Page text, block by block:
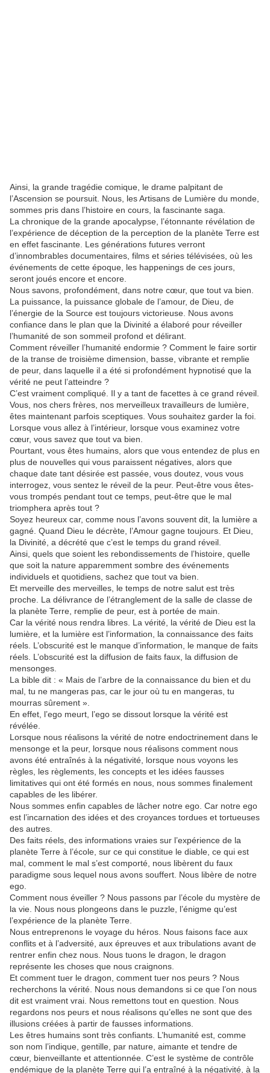
Ainsi, la grande tragédie comique, le drame palpitant de
l’Ascension se poursuit. Nous, les Artisans de Lumière du monde,
sommes pris dans l’histoire en cours, la fascinante saga.
La chronique de la grande apocalypse, l’étonnante révélation de
l’expérience de déception de la perception de la planète Terre est
en effet fascinante. Les générations futures verront
d’innombrables documentaires, films et séries télévisées, où les
événements de cette époque, les happenings de ces jours,
seront joués encore et encore.
Nous savons, profondément, dans notre cœur, que tout va bien.
La puissance, la puissance globale de l’amour, de Dieu, de
l’énergie de la Source est toujours victorieuse. Nous avons
confiance dans le plan que la Divinité a élaboré pour réveiller
l’humanité de son sommeil profond et délirant.
Comment réveiller l’humanité endormie ? Comment le faire sortir
de la transe de troisième dimension, basse, vibrante et remplie
de peur, dans laquelle il a été si profondément hypnotisé que la
vérité ne peut l’atteindre ?
C’est vraiment compliqué. Il y a tant de facettes à ce grand réveil.
Vous, nos chers frères, nos merveilleux travailleurs de lumière,
êtes maintenant parfois sceptiques. Vous souhaitez garder la foi.
Lorsque vous allez à l’intérieur, lorsque vous examinez votre
cœur, vous savez que tout va bien.
Pourtant, vous êtes humains, alors que vous entendez de plus en
plus de nouvelles qui vous paraissent négatives, alors que
chaque date tant désirée est passée, vous doutez, vous vous
interrogez, vous sentez le réveil de la peur. Peut-être vous êtes-
vous trompés pendant tout ce temps, peut-être que le mal
triomphera après tout ?
Soyez heureux car, comme nous l’avons souvent dit, la lumière a
gagné. Quand Dieu le décrète, l’Amour gagne toujours. Et Dieu,
la Divinité, a décrété que c’est le temps du grand réveil.
Ainsi, quels que soient les rebondissements de l’histoire, quelle
que soit la nature apparemment sombre des événements
individuels et quotidiens, sachez que tout va bien.
Et merveille des merveilles, le temps de notre salut est très
proche. La délivrance de l’étranglement de la salle de classe de
la planète Terre, remplie de peur, est à portée de main.
Car la vérité nous rendra libres. La vérité, la vérité de Dieu est la
lumière, et la lumière est l’information, la connaissance des faits
réels. L’obscurité est le manque d’information, le manque de faits
réels. L’obscurité est la diffusion de faits faux, la diffusion de
mensonges.
La bible dit : « Mais de l’arbre de la connaissance du bien et du
mal, tu ne mangeras pas, car le jour où tu en mangeras, tu
mourras sûrement ».
En effet, l’ego meurt, l’ego se dissout lorsque la vérité est
révélée.
Lorsque nous réalisons la vérité de notre endoctrinement dans le
mensonge et la peur, lorsque nous réalisons comment nous
avons été entraînés à la négativité, lorsque nous voyons les
règles, les règlements, les concepts et les idées fausses
limitatives qui ont été formés en nous, nous sommes finalement
capables de les libérer.
Nous sommes enfin capables de lâcher notre ego. Car notre ego
est l’incarnation des idées et des croyances tordues et tortueuses
des autres.
Des faits réels, des informations vraies sur l’expérience de la
planète Terre à l’école, sur ce qui constitue le diable, ce qui est
mal, comment le mal s’est comporté, nous libèrent du faux
paradigme sous lequel nous avons souffert. Nous libère de notre
ego.
Comment nous éveiller ? Nous passons par l’école du mystère de
la vie. Nous nous plongeons dans le puzzle, l’énigme qu’est
l’expérience de la planète Terre.
Nous entreprenons le voyage du héros. Nous faisons face aux
conflits et à l’adversité, aux épreuves et aux tribulations avant de
rentrer enfin chez nous. Nous tuons le dragon, le dragon
représente les choses que nous craignons.
Et comment tuer le dragon, comment tuer nos peurs ? Nous
recherchons la vérité. Nous nous demandons si ce que l’on nous
dit est vraiment vrai. Nous remettons tout en question. Nous
regardons nos peurs et nous réalisons qu’elles ne sont que des
illusions créées à partir de fausses informations.
Les êtres humains sont très confiants. L’humanité est, comme
son nom l’indique, gentille, par nature, aimante et tendre de
cœur, bienveillante et attentionnée. C’est le système de contrôle
endémique de la planète Terre qui l’a entraîné à la négativité, à la